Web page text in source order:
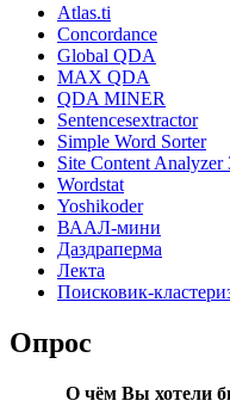
Atlas.ti
Concordance
Global QDA
MAX QDA
QDA MINER
Sentencesextractor
Simple Word Sorter
Site Content Analyzer
Wordstat
Yoshikoder
ВААЛ-мини
Даздраперма
Лекта
Поисковик-
Опрос
О чём Вы хотели